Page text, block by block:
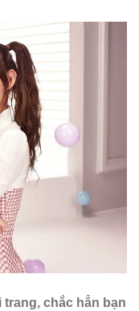
chắc hẳn bạn